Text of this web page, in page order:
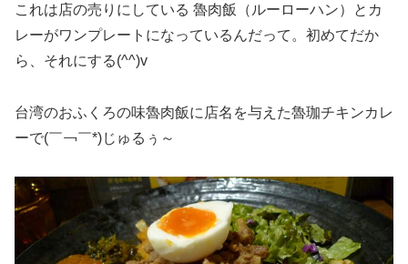
これは店の売りにしている 魯肉飯（ルーローハン）とカ
レーがワンプレートになっているんだって。初めてだか
ら、それにする(^^)v
台湾のおふくろの味魯肉飯に店名を与えた魯珈チキンカレ
ーで(￣￢￣*)じゅるぅ～